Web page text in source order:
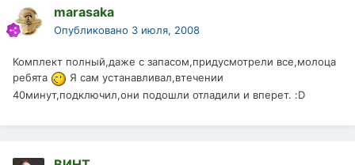
marasaka
Опубликовано 3 июля, 2008
Комплект полный,даже с запасом,придусмотрели все,молоца
ребята
Я сам устанавливал,втечении
40минут,подключил,они подошли отладили и вперет. :D